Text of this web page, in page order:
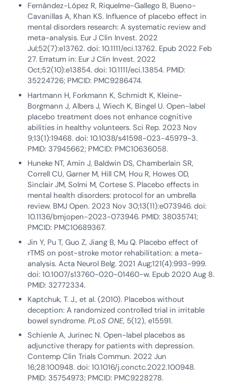
Fernández-López R, Riquelme-Gallego B, Bueno-
Cavanillas A, Khan KS. Influence of placebo effect in
mental disorders research: A systematic review and
meta-analysis. Eur J Clin Invest. 2022
Jul;52(7):e13762. doi: 10.1111/eci.13762. Epub 2022 Feb
27. Erratum in: Eur J Clin Invest. 2022
Oct;52(10):e13854. doi: 10.1111/eci.13854. PMID:
35224726; PMCID: PMC9286474.
Hartmann H, Forkmann K, Schmidt K, Kleine-
Borgmann J, Albers J, Wiech K, Bingel U. Open-label
placebo treatment does not enhance cognitive
abilities in healthy volunteers. Sci Rep. 2023 Nov
9;13(1):19468. doi: 10.1038/s41598-023-45979-3.
PMID: 37945662; PMCID: PMC10636058.
Huneke NT, Amin J, Baldwin DS, Chamberlain SR,
Correll CU, Garner M, Hill CM, Hou R, Howes OD,
Sinclair JM, Solmi M, Cortese S. Placebo effects in
mental health disorders: protocol for an umbrella
review. BMJ Open. 2023 Nov 30;13(11):e073946. doi:
10.1136/bmjopen-2023-073946. PMID: 38035741;
PMCID: PMC10689367.
Jin Y, Pu T, Guo Z, Jiang B, Mu Q. Placebo effect of
rTMS on post-stroke motor rehabilitation: a meta-
analysis. Acta Neurol Belg. 2021 Aug;121(4):993-999.
doi: 10.1007/s13760-020-01460-w. Epub 2020 Aug 8.
PMID: 32772334.
Kaptchuk, T. J., et al. (2010). Placebos without
deception: A randomized controlled trial in irritable
bowel syndrome.PLoS ONE, 5(12), e15591.
Schienle A, Jurinec N. Open-label placebos as
adjunctive therapy for patients with depression.
Contemp Clin Trials Commun. 2022 Jun
16;28:100948. doi: 10.1016/j.conctc.2022.100948.
PMID: 35754973; PMCID: PMC9228278.